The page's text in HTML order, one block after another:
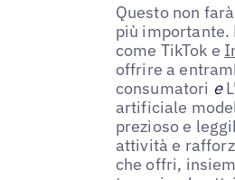
Questo non
più
come TikTok e
offrire a
consumatori e
artificiale
prezioso e
attività e
che offri,